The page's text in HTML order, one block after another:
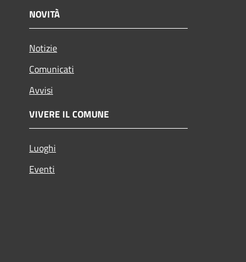
NOVITÀ
Notizie
Comunicati
Avvisi
VIVERE IL COMUNE
Luoghi
Eventi